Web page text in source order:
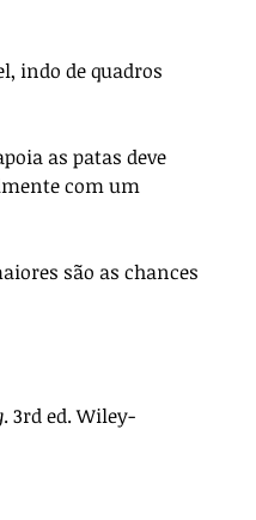
indo de quadros
as patas deve
com um
são as chances
. 3rd ed. Wiley-